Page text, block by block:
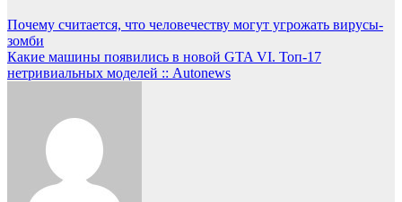
Почему считается, что человечеству могут угрожать вирусы-
зомби
Какие машины появились в новой GTA VI. Топ-17
нетривиальных моделей :: Autonews